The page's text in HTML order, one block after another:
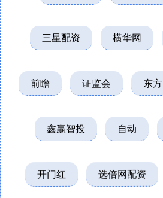
三星配资 横华网
前瞻 证监会 东方
鑫赢智投 自动
开门红 选倍网配资